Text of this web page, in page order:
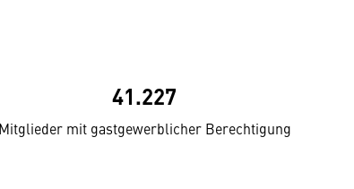
41.227
Mitglieder mit gastgewerblicher Berechtigung